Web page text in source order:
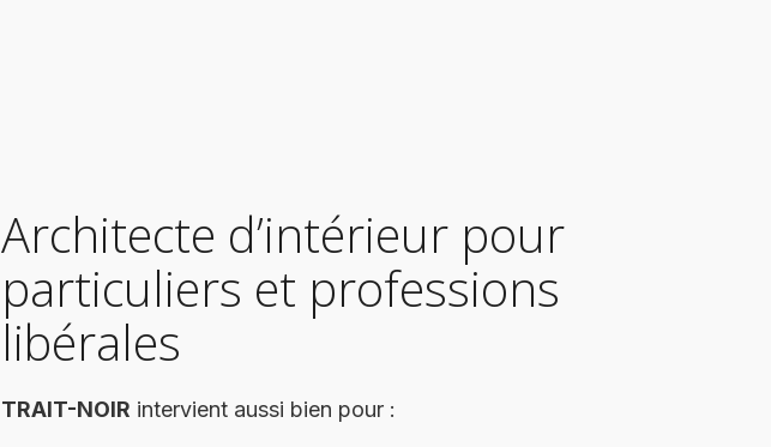
Architecte d’intérieur pour
particuliers et professions
libérales
TRAIT-NOIR intervient aussi bien pour :